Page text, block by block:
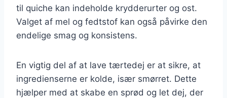
til quiche kan indeholde krydderurter og ost.
Valget af mel og fedtstof kan også påvirke den
endelige smag og konsistens.
En vigtig del af at lave tærtedej er at sikre, at
ingredienserne er kolde, især smørret. Dette
hjælper med at skabe en sprød og let dej, der